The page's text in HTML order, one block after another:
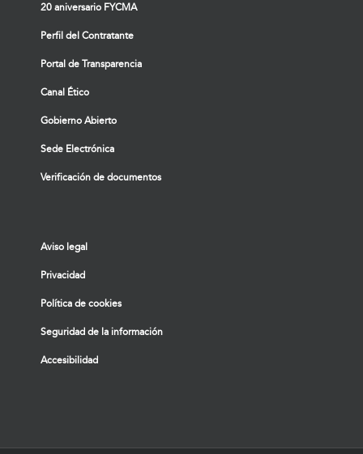
20 aniversario FYCMA
Perfil del Contratante
Portal de Transparencia
Canal Ético
Gobierno Abierto
Sede Electrónica
Verificación de documentos
Aviso legal
Privacidad
Política de cookies
Seguridad de la información
Accesibilidad